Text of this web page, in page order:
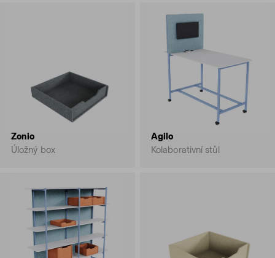
Zonio
Úložný box
Agilo
Kolaborativní stůl